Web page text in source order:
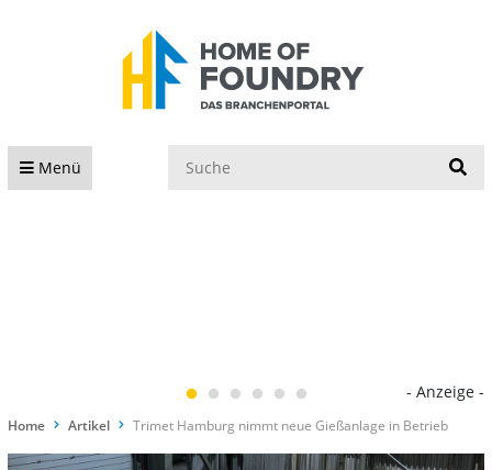
Menü
- Anzeige -
Home Artikel Trimet Hamburg nimmt neue Gießanlage in Betrieb